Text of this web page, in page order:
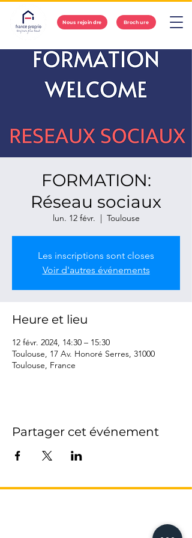
Nous rejoindre Brochure
FORMATION:
Réseau sociaux
lun. 12 févr.
  |
Toulouse
Les inscriptions sont closes
Voir d'autres événements
Heure et lieu
12 févr. 2024, 14:30 – 15:30
Toulouse, 17 Av. Honoré Serres, 31000
Toulouse, France
Partager cet événement